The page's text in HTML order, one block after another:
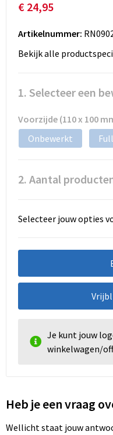
€ 24,95
Artikelnummer:
Bekijk alle
1. Selecteer een
Voorzijde (110 x 100
Onbewerkt
2. Aantal
Selecteer jouw opties
Je kunt jouw
winkelwagen/
Heb je een vraag
Wellicht staat jouw